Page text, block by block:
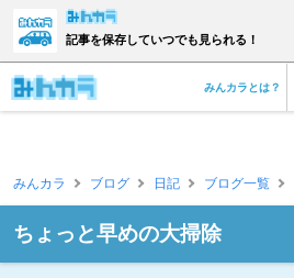
記事を保存していつでも見られる！
みんカラとは？
みんカラ ブログ 日記 ブログ一覧
ちょっと早めの大掃除